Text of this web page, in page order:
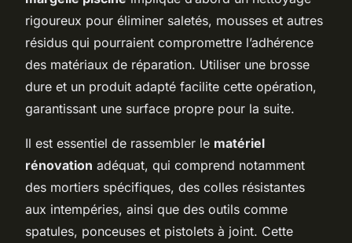
rigoureux pour éliminer saletés, mousses et autres
résidus qui pourraient compromettre l’adhérence
des matériaux de réparation. Utiliser une brosse
dure et un produit adapté facilite cette opération,
garantissant une surface propre pour la suite.
Il est essentiel de rassembler le matériel
rénovation adéquat, qui comprend notamment
des mortiers spécifiques, des colles résistantes
aux intempéries, ainsi que des outils comme
spatules, ponceuses et pistolets à joint. Cette